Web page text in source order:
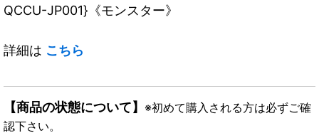
QCCU-JP001}《モンスター》
詳細は こちら
【商品の状態について】 ※初めて購入される方は必ずご確
認下さい。